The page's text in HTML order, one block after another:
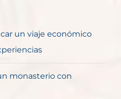
un viaje económico
monasterio con